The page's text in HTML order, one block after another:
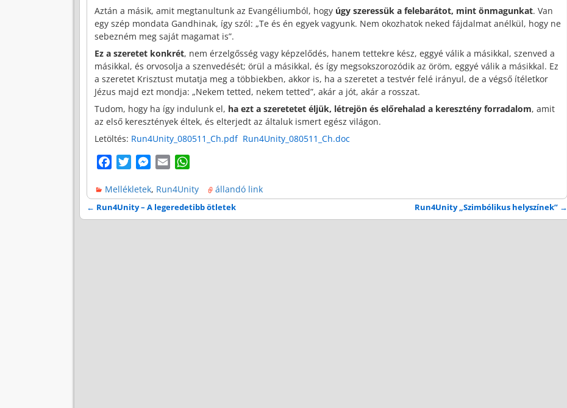
Aztán a másik, amit megtanultunk az Evangéliumból, hogy úgy szeressük a felebarátot, mint önmagunkat. Van
egy szép mondata Gandhinak, így szól: „Te és én egyek vagyunk. Nem okozhatok neked fájdalmat anélkül, hogy ne
sebezném meg saját magamat is”.
Ez a szeretet konkrét, nem érzelgősség vagy képzelődés, hanem tettekre kész, eggyé válik a másikkal, szenved a
másikkal, és orvosolja a szenvedését; örül a másikkal, és így megsokszorozódik az öröm, eggyé válik a másikkal. Ez
a szeretet Krisztust mutatja meg a többiekben, akkor is, ha a szeretet a testvér felé irányul, de a végső ítéletkor
Jézus majd ezt mondja: „Nekem tetted, nekem tetted”, akár a jót, akár a rosszat.
Tudom, hogy ha így indulunk el, ha ezt a szeretetet éljük, létrejön és előrehalad a keresztény forradalom, amit
az első keresztények éltek, és elterjedt az általuk ismert egész világon.
Letöltés: Run4Unity_080511_Ch.pdf Run4Unity_080511_Ch.doc
c
e
b
i
t
t
M
s
s
e
a
i
l
a
t
s
Mellékletek, Run4Unity állandó link
Bejegyzés navigáció
← Run4Unity – A legeredetibb ötletek Run4Unity „Szimbólikus helyszínek” →